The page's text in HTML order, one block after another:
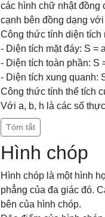
các hình chữ nhật đồng
cạnh bên đồng dạng
Công thức tính diện tích
- Diện tích mặt đáy: S =
- Diện tích toàn phần: S
- Diện tích xung quanh:
Công thức tính thể tích
Với a, b, h là các số
Tóm tắt
Hình chóp
Hình chóp là một hình
phẳng của đa giác đó.
bên của hình chóp.